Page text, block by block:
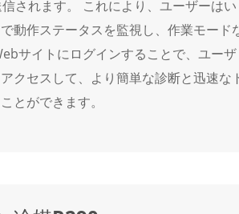
されます。 これにより、ユーザーはい
動作ステータスを監視し、作業モード
サイトにログインすることで、ユーザ
クセスして、より簡単な診断と迅速な
とができます。